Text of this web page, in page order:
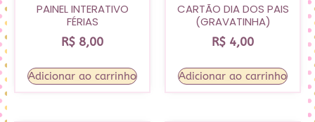
PAINEL INTERATIVO
FÉRIAS
R$ 8,00
Adicionar ao carrinho
CARTÃO DIA DOS PAIS
(GRAVATINHA)
R$ 4,00
Adicionar ao carrinho